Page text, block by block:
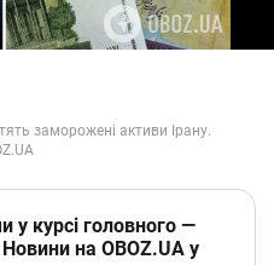
у курсі головного —
на OBOZ.UA у